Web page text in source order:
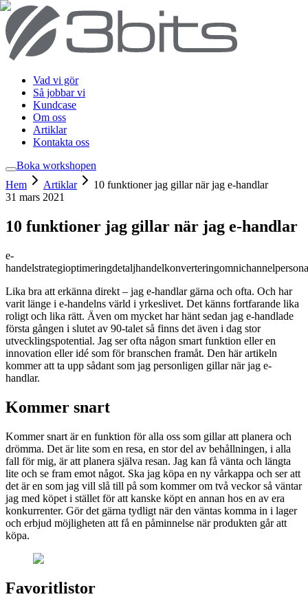
Vad vi gör
Så jobbar vi
Kundcase
Om oss
Artiklar
Kontakta oss
Boka workshopen
Hem
Artiklar
10 funktioner jag gillar när jag e-handlar
31 mars 2021
10 funktioner jag gillar när jag e-handlar
e-
handelstrategioptimeringdetaljhandelkonverteringomnichannel
Lika bra att erkänna direkt – jag e-handlar gärna och ofta. Och har
varit länge i e-handelns värld i yrkeslivet. Det känns fortfarande lika
roligt och lika rätt. Även om mycket har hänt sedan jag e-handlade
första gången i slutet av 90-talet så finns det även i dag stor
utvecklingspotential. Jag ser ofta någon smart funktion eller en
innovation eller idé som för branschen framåt. Den här artikeln
kommer att ta upp sådant som jag personligen gillar när jag e-
handlar.
Kommer snart
Kommer snart är en funktion för alla oss som gillar att planera och
drömma. Det är lite som en resa, en stor del av behållningen, i alla
fall för mig, är att planera själva resan. Jag kan få vänta och längta
lite och se fram emot något. Ska jag köpa en ny vårkappa och ser att
det är en som jag vill slå till på som kommer om två veckor så väntar
jag med köpet i stället för att kanske köpt en annan hos en av era
konkurrenter. Gör det gärna tydligt när den väntas komma in i lager
och erbjud möjligheten att få en påminnelse när produkten går att
köpa.
Favoritlistor